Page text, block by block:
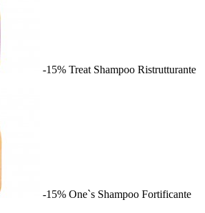
-15% Treat Shampoo Ristrutturante
-15% One`s Shampoo Fortificante